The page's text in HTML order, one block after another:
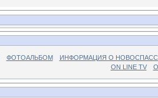
ФОТОАЛЬБОМ
ИНФОРМАЦИЯ О
ON LINE TV